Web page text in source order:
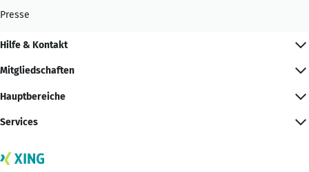
Presse
Hilfe & Kontakt
Mitgliedschaften
Hauptbereiche
Services